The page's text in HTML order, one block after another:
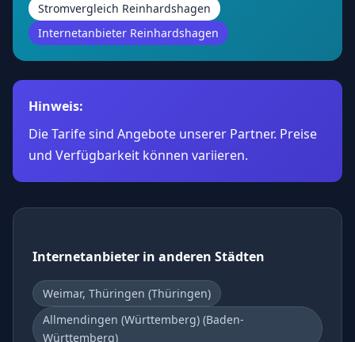
Stromvergleich Reinhardshagen
Internetanbieter Reinhardshagen
Hinweis:
Die Tarife sind Angebote unserer Partner. Preise
und Verfügbarkeit können variieren.
Internetanbieter in anderen Städten
Weimar, Thüringen (Thüringen)
Allmendingen (Württemberg) (Baden-
Württemberg)